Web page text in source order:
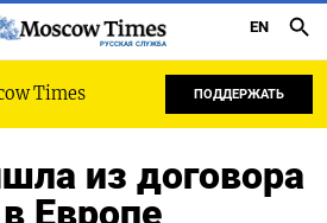
РУССКАЯ СЛУЖБА
EN
Times ПОДДЕРЖАТЬ
из договора
Европе